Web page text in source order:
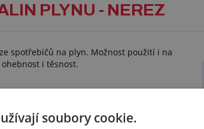
PLYNU - NEREZ
spotřebičů na plyn. Možnost použití i na
i těsnost.
soubory cookie.